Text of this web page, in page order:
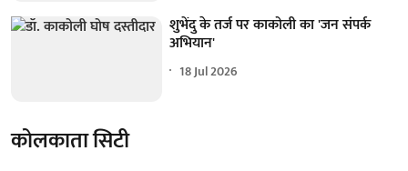
शुभेंदु के तर्ज पर काकोली का 'जन संपर्क
अभियान'
18 Jul 2026
कोलकाता सिटी